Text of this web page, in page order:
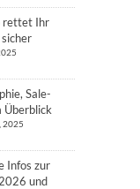
rettet Ihr
Sale-
Überblick
2025
Infos zur
und